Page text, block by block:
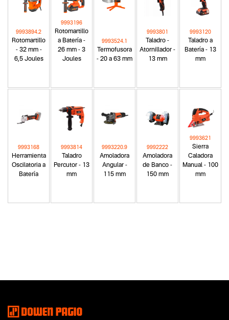
Rotomartillo
- 32 mm -
6,5 Joules
9993894.2
Rotomartillo
a Batería -
26 mm - 3
Joules
9993196
Termofusora
- 20 a 63 mm
9993524.1
Taladro -
Atornillador -
13 mm
9993801
Taladro a
Batería - 13
mm
9993120
Herramienta
Oscilatoria a
Batería
9993168
Taladro
Percutor - 13
mm
9993814
Amoladora
Angular -
115 mm
9993220.9
Amoladora
de Banco -
150 mm
9992222
Sierra
Caladora
Manual - 100
mm
9993621
Taladros atornilladores
Segmentos - pendiente